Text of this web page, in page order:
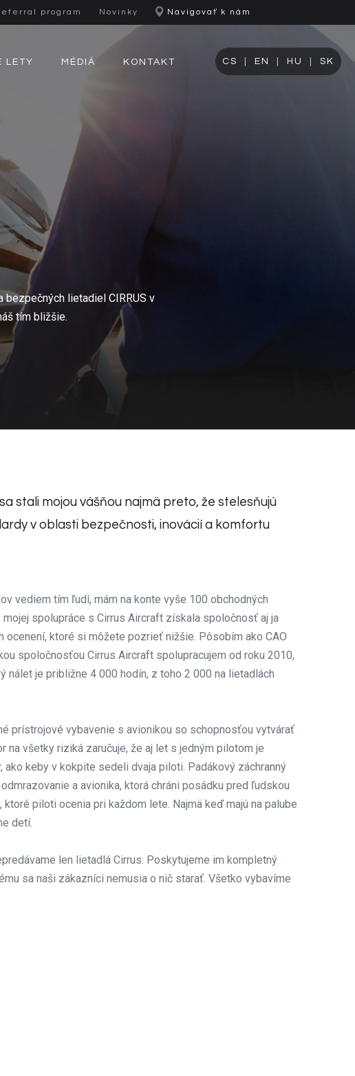
program Novinky Navigovať k nám
LETY MÉDIÁ KONTAKT CS EN HU SK
lietadiel CIRRUS v
tím bližšie.
stali mojou vášňou najmä preto, že stelesňujú
v oblasti bezpečnosti, inovácií a komfortu
vediem tím ľudí, mám na konte vyše 100 obchodných
spolupráce s Cirrus Aircraft získala spoločnosť aj ja
ocenení, ktoré si môžete pozrieť nižšie. Pôsobím ako CAO
spoločnosťou Cirrus Aircraft spolupracujem od roku 2010,
nálet je približne 4 000 hodín, z toho 2 000 na lietadlách
prístrojové vybavenie s avionikou so schopnosťou vytvárať
na všetky riziká zaručuje, že aj let s jedným pilotom je
ako keby v kokpite sedeli dvaja piloti. Padákový záchranný
a avionika, ktorá chráni posádku pred ľudskou
ktoré piloti ocenia pri každom lete. Najmä keď majú na palube
detí.
len lietadlá Cirrus. Poskytujeme im kompletný
sa naši zákazníci nemusia o nič starať. Všetko vybavíme